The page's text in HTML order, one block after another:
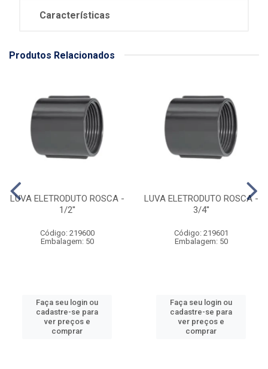
Características
Produtos Relacionados
LUVA ELETRODUTO ROSCA -
1/2''
Código: 219600
Embalagem: 50
Faça seu login ou
cadastre-se para
ver preços e
comprar
LUVA ELETRODUTO ROSCA -
3/4''
Código: 219601
Embalagem: 50
Faça seu login ou
cadastre-se para
ver preços e
comprar